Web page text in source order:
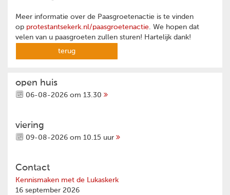
Meer informatie over de Paasgroetenactie is te vinden
op protestantsekerk.nl/paasgroetenactie. We hopen dat
velen van u paasgroeten zullen sturen! Hartelijk dank!
terug
open huis
06-08-2026 om 13.30
viering
09-08-2026 om 10.15 uur
Contact
Kennismaken met de Lukaskerk
16 september 2026